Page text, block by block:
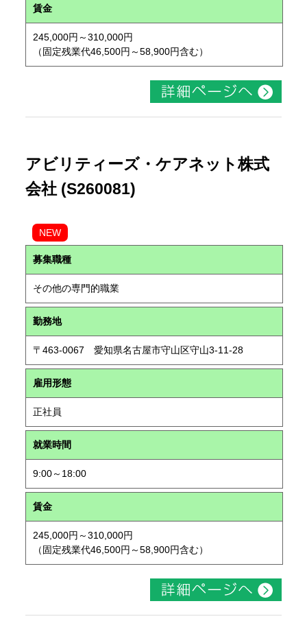
賃金
245,000円～310,000円
（固定残業代46,500円～58,900円含む）
アビリティーズ・ケアネット株式
会社 (S260081)
NEW
募集職種
その他の専門的職業
勤務地
〒463-0067 愛知県名古屋市守山区守山3-11-28
雇用形態
正社員
就業時間
9:00～18:00
賃金
245,000円～310,000円
（固定残業代46,500円～58,900円含む）